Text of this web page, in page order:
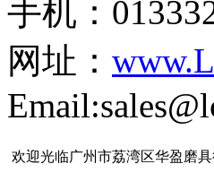
手机：
网址：
欢迎光临广州市荔湾区华盈磨具